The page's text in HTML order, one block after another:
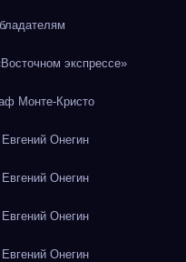
экспрессе»
Монте-Кристо
Онегин
Онегин
Онегин
Онегин